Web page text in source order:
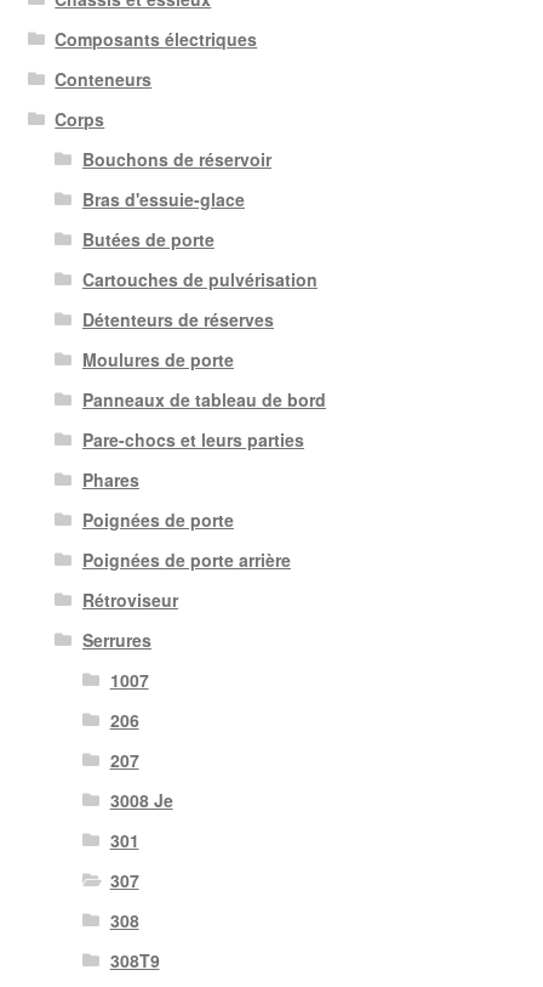
Composants électriques
Conteneurs
Corps
Bouchons de réservoir
Bras d'essuie-glace
Butées de porte
Cartouches de pulvérisation
Détenteurs de réserves
Moulures de porte
Panneaux de tableau de bord
Pare-chocs et leurs parties
Phares
Poignées de porte
Poignées de porte arrière
Rétroviseur
Serrures
1007
206
207
3008 Je
301
307
308
308T9